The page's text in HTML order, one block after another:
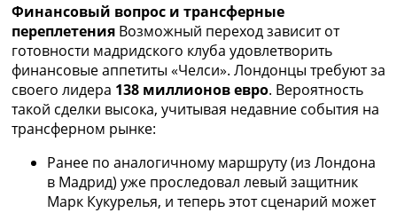
Конкурс прогнозов
Логин
Рейтинги
Правила
Коллективный прогноз
Турниры
Чемпионат Мира
Украина. Премьер-Лига
Украина. Первая Лига
Лига Чемпионов
Финансовый вопрос и трансферные
переплетения Возможный переход зависит от
готовности мадридского клуба удовлетворить
финансовые аппетиты «Челси». Лондонцы требуют за
своего лидера 138 миллионов евро. Вероятность
такой сделки высока, учитывая недавние события на
трансферном рынке:
Ранее по аналогичному маршруту (из Лондона
в Мадрид) уже проследовал левый защитник
Марк Кукурелья, и теперь этот сценарий может